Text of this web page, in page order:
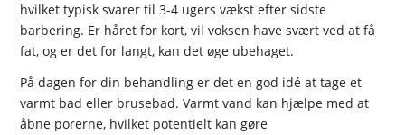
hvilket typisk svarer til 3-4 ugers vækst efter sidste
barbering. Er håret for kort, vil voksen have svært ved at få
fat, og er det for langt, kan det øge ubehaget.
På dagen for din behandling er det en god idé at tage et
varmt bad eller brusebad. Varmt vand kan hjælpe med at
åbne porerne, hvilket potentielt kan gøre